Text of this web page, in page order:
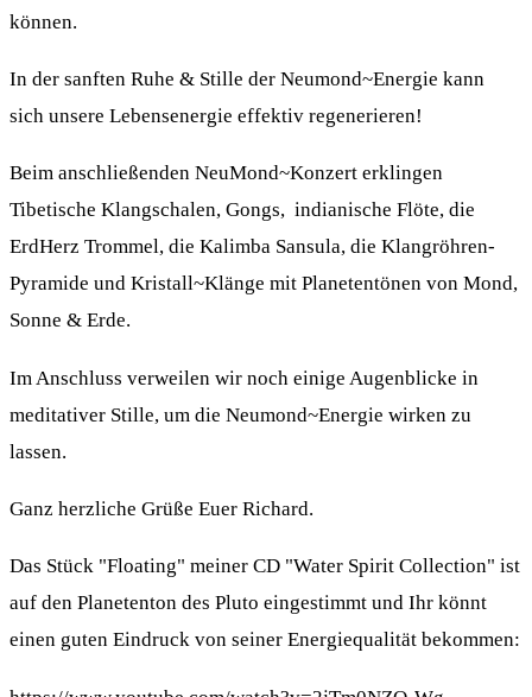
können.
In der sanften Ruhe & Stille der Neumond~Energie kann
sich unsere Lebensenergie effektiv regenerieren!
Beim anschließenden NeuMond~Konzert erklingen
Tibetische Klangschalen, Gongs, indianische Flöte, die
ErdHerz Trommel, die Kalimba Sansula, die Klangröhren-
Pyramide und Kristall~Klänge mit Planetentönen von Mond,
Sonne & Erde.
Im Anschluss verweilen wir noch einige Augenblicke in
meditativer Stille, um die Neumond~Energie wirken zu
lassen.
Ganz herzliche Grüße Euer Richard.
Das Stück "Floating" meiner CD "Water Spirit Collection" ist
auf den Planetenton des Pluto eingestimmt und Ihr könnt
einen guten Eindruck von seiner Energiequalität bekommen: